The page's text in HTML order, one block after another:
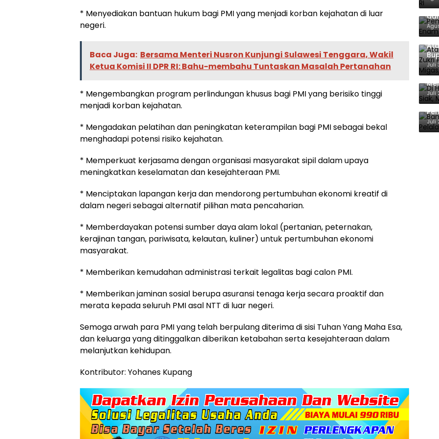
* Menyediakan bantuan hukum bagi PMI yang menjadi korban kejahatan di luar
negeri.
Baca Juga: Bersama Menteri Nusron Kunjungi Sulawesi Tenggara, Wakil
Ketua Komisi II DPR RI: Bahu-membahu Tuntaskan Masalah Pertanahan
* Mengembangkan program perlindungan khusus bagi PMI yang berisiko tinggi
menjadi korban kejahatan.
* Mengadakan pelatihan dan peningkatan keterampilan bagi PMI sebagai bekal
menghadapi potensi risiko kejahatan.
* Memperkuat kerjasama dengan organisasi masyarakat sipil dalam upaya
meningkatkan keselamatan dan kesejahteraan PMI.
* Menciptakan lapangan kerja dan mendorong pertumbuhan ekonomi kreatif di
dalam negeri sebagai alternatif pilihan mata pencaharian.
* Memberdayakan potensi sumber daya alam lokal (pertanian, peternakan,
kerajinan tangan, pariwisata, kelautan, kuliner) untuk pertumbuhan ekonomi
masyarakat.
* Memberikan kemudahan administrasi terkait legalitas bagi calon PMI.
* Memberikan jaminan sosial berupa asuransi tenaga kerja secara proaktif dan
merata kepada seluruh PMI asal NTT di luar negeri.
Semoga arwah para PMI yang telah berpulang diterima di sisi Tuhan Yang Maha Esa,
dan keluarga yang ditinggalkan diberikan ketabahan serta kesejahteraan dalam
melanjutkan kehidupan.
Kontributor: Yohanes Kupang
Juli
Di
Juli
Juli